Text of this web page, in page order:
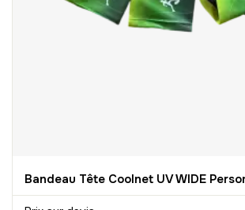
Bandeau Tête Coolnet UV WIDE